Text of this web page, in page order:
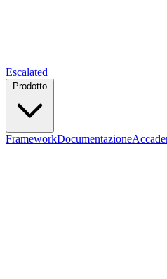
Escalated
FrameworkDocumentazione